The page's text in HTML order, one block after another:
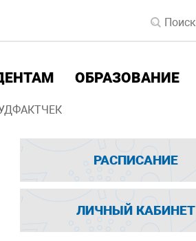
ОБРАЗОВАНИЕ
РАСПИСАНИЕ
ЛИЧНЫЙ КАБИНЕТ